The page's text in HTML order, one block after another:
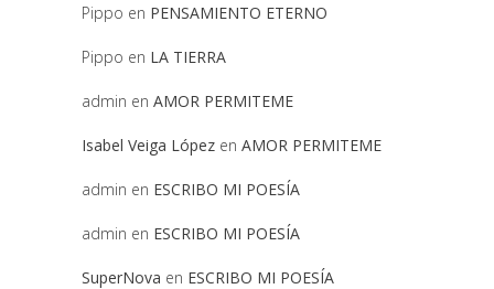
Pippo en PENSAMIENTO ETERNO
Pippo en LA TIERRA
admin en AMOR PERMITEME
Isabel Veiga López en AMOR PERMITEME
admin en ESCRIBO MI POESÍA
admin en ESCRIBO MI POESÍA
SuperNova en ESCRIBO MI POESÍA